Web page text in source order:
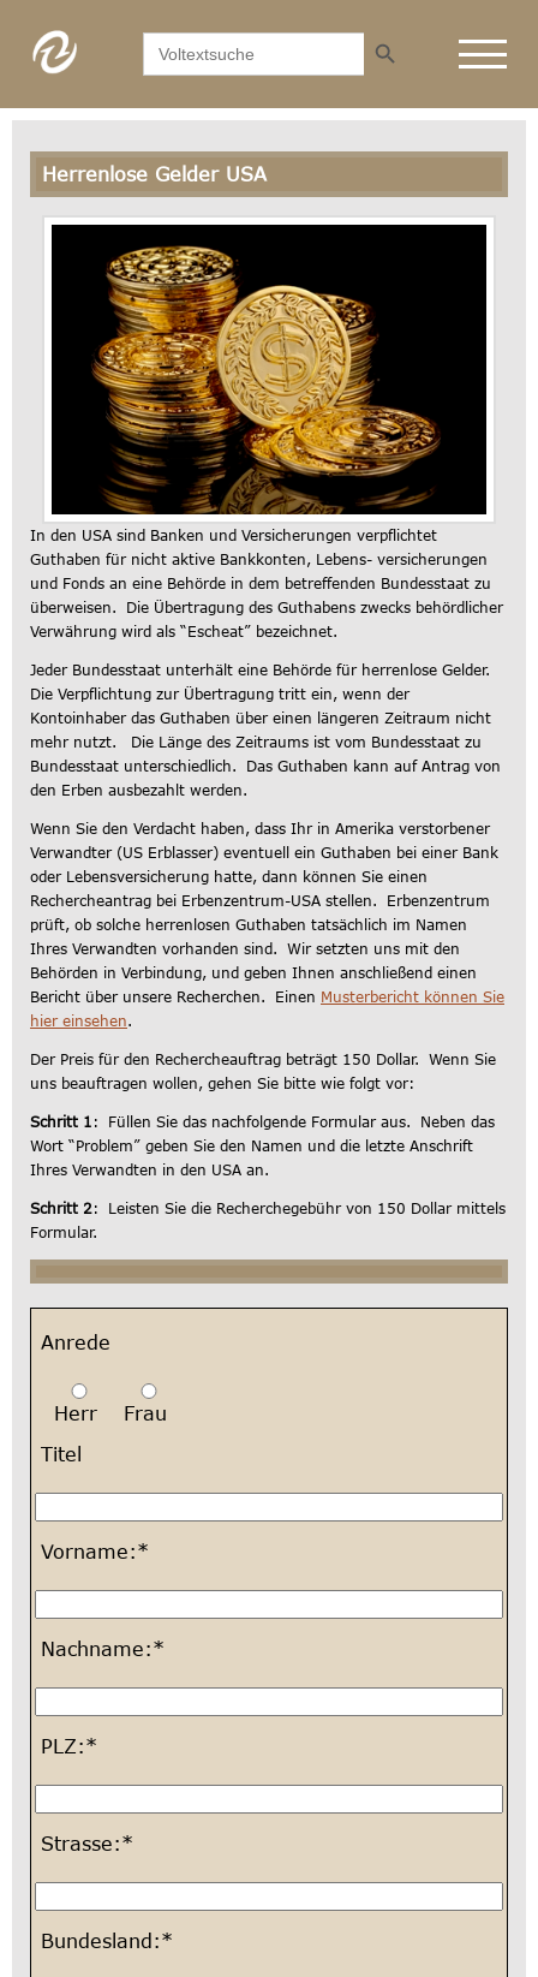
Search
for:
Search Button
Herrenlose Gelder USA
In den USA sind Banken und Versicherungen verpflichtet
Guthaben für nicht aktive Bankkonten, Lebens- versicherungen
und Fonds an eine Behörde in dem betreffenden Bundesstaat zu
überweisen. Die Übertragung des Guthabens zwecks behördlicher
Verwährung wird als “Escheat” bezeichnet.
Jeder Bundesstaat unterhält eine Behörde für herrenlose Gelder.
Die Verpflichtung zur Übertragung tritt ein, wenn der
Kontoinhaber das Guthaben über einen längeren Zeitraum nicht
mehr nutzt. Die Länge des Zeitraums ist vom Bundesstaat zu
Bundesstaat unterschiedlich. Das Guthaben kann auf Antrag von
den Erben ausbezahlt werden.
Wenn Sie den Verdacht haben, dass Ihr in Amerika verstorbener
Verwandter (US Erblasser) eventuell ein Guthaben bei einer Bank
oder Lebensversicherung hatte, dann können Sie einen
Rechercheantrag bei Erbenzentrum-USA stellen. Erbenzentrum
prüft, ob solche herrenlosen Guthaben tatsächlich im Namen
Ihres Verwandten vorhanden sind. Wir setzten uns mit den
Behörden in Verbindung, und geben Ihnen anschließend einen
Bericht über unsere Recherchen. Einen Musterbericht können Sie
hier einsehen.
Der Preis für den Rechercheauftrag beträgt 150 Dollar. Wenn Sie
uns beauftragen wollen, gehen Sie bitte wie folgt vor:
Schritt 1 : Füllen Sie das nachfolgende Formular aus. Neben das
Wort “Problem” geben Sie den Namen und die letzte Anschrift
Ihres Verwandten in den USA an.
Schritt 2: Leisten Sie die Recherchegebühr von 150 Dollar mittels
Formular.
Anrede
Herr
Frau
Titel
Vorname:*
Nachname:*
PLZ:*
Strasse:*
Bundesland:*